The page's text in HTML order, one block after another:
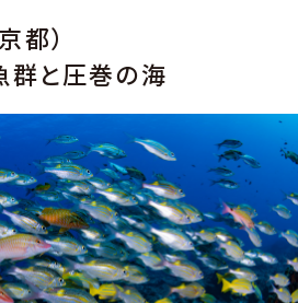
都）
群と圧巻の海